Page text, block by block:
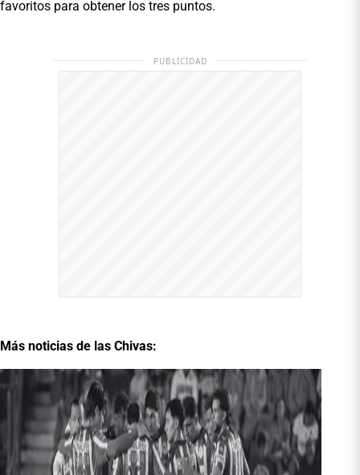
favoritos para obtener los tres puntos.
PUBLICIDAD
Más noticias de las Chivas: